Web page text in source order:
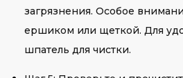
загрязнения. Особое
ершиком или щеткой. Для
шпатель для чистки.